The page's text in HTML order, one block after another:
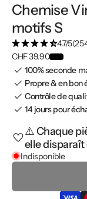
Chemise
motifs S
4.7/5
CHF 39.90
100% seconde
Propre & en bon
Contrôle de
14 jours pour
⚠️ Chaque
elle
Indisponible